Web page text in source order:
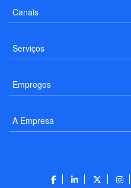
Canais
Serviços
Empregos
A Empresa